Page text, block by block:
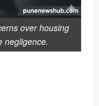
over housing
negligence.